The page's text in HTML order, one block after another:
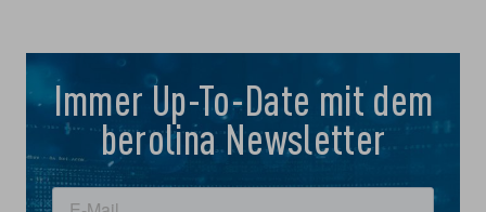
Immer Up-To-Date mit dem
berolina Newsletter